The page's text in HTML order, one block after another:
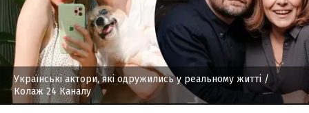
Українські актори, які одружились у реальному житті /
Колаж 24 Каналу